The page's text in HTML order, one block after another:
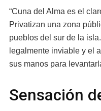
“Cuna del Alma es el
Privatizan una zona
pueblos del sur de la
legalmente inviable y el
sus manos para
Sensación